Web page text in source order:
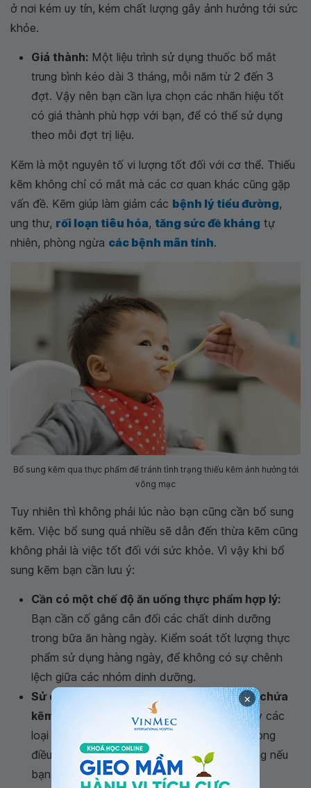
ở nơi kém uy tín, kém chất lượng gây ảnh hưởng tới sức
khỏe.
Giá thành: Một liệu trình sử dụng thuốc bổ mắt
trung bình kéo dài 3 tháng, mỗi năm từ 2 đến 3
đợt. Vậy nên bạn cần lựa chọn các nhãn hiệu tốt
có giá thành phù hợp với bạn, để có thể sử dụng
theo mỗi đợt trị liệu.
Kẽm là một nguyên tố vi lượng tốt đối với cơ thể. Thiếu
kẽm không chỉ có mắt mà các cơ quan khác cũng gặp
vấn đề. Kẽm giúp làm giảm các bệnh lý tiểu đường,
ung thư, rối loạn tiêu hóa, tăng sức đề kháng tự
nhiên, phòng ngừa các bệnh mãn tính.
Bổ sung kẽm qua thực phẩm để tránh tình trạng thiếu kẽm ảnh hưởng tới
võng mạc
Tuy nhiên thì không phải lúc nào bạn cũng cần bổ sung
kẽm. Việc bổ sung quá nhiều sẽ dẫn đến thừa kẽm cũng
không phải là việc tốt đối với sức khỏe. Vì vậy khi bổ
sung kẽm bạn cần lưu ý:
Cần có một chế độ ăn uống thực phẩm hợp lý:
Bạn cần cố gắng cân đối các chất dinh dưỡng
trong bữa ăn hàng ngày. Kiểm soát tốt lượng thực
phẩm sử dụng hàng ngày, để không có sự chênh
lệch giữa các nhóm dinh dưỡng.
Sử dụng thực phẩm chức năng bổ mắt có chứa
kẽm cần lời khuyên từ chuyên gia y tế:Tuy các
loại thuốc bổ mắt chỉ là thực phẩm hỗ trợ trong
điều trị và phòng ngừa bệnh lý về mắt. Nhưng nếu
bạn không hiểu rõ thành phần, tác dụng của
×